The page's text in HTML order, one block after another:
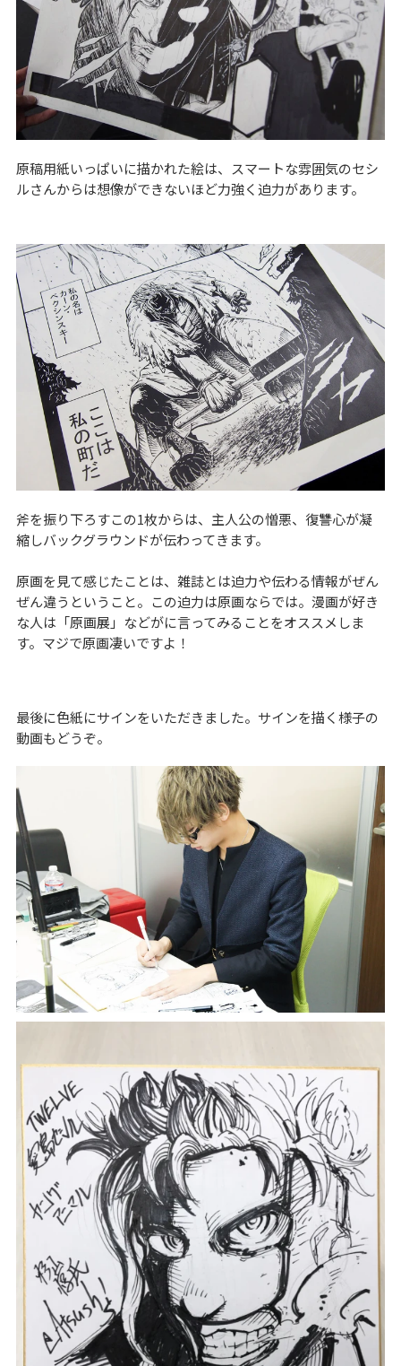
原稿用紙いっぱいに描かれた絵は、スマートな雰囲気のセシ
ルさんからは想像ができないほど力強く迫力があります。
斧を振り下ろすこの1枚からは、主人公の憎悪、復讐心が凝
縮しバックグラウンドが伝わってきます。
原画を見て感じたことは、雑誌とは迫力や伝わる情報がぜん
ぜん違うということ。この迫力は原画ならでは。漫画が好き
な人は「原画展」などがに言ってみることをオススメしま
す。マジで原画凄いですよ！
最後に色紙にサインをいただきました。サインを描く様子の
動画もどうぞ。